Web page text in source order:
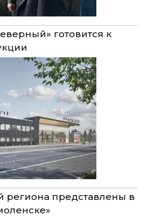
готовится к
региона представлены в